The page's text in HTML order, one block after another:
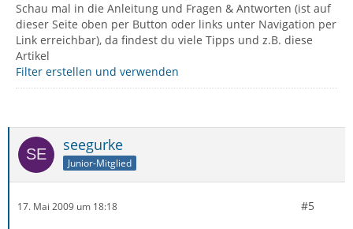
Schau mal in die Anleitung und Fragen & Antworten (ist auf
dieser Seite oben per Button oder links unter Navigation per
Link erreichbar), da findest du viele Tipps und z.B. diese
Artikel
Filter erstellen und verwenden
seegurke
Junior-Mitglied
17. Mai 2009 um 18:18 #5